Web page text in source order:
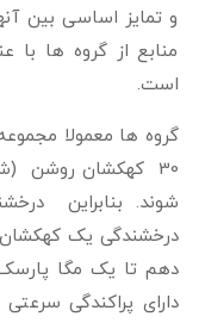
و تمایز اساسی بین
منابع از گروه ها
است.
30 کهکشان روشن
شوند. بنابراین
درخشندگی یک کهکشان
دهم تا یک مگا